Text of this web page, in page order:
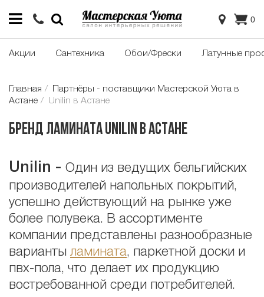
0
Акции Сантехника Обои/Фрески Латунные
Главная
Партнёры - поставщики Мастерской Уюта в
Астане
Unilin в Астане
Бренд ламината Unilin в Астане
Unilin - Один из ведущих бельгийских
производителей напольных покрытий,
успешно действующий на рынке уже
более полувека. В ассортименте
компании представлены разнообразные
варианты ламината, паркетной доски и
пвх-пола, что делает их продукцию
востребованной среди потребителей.